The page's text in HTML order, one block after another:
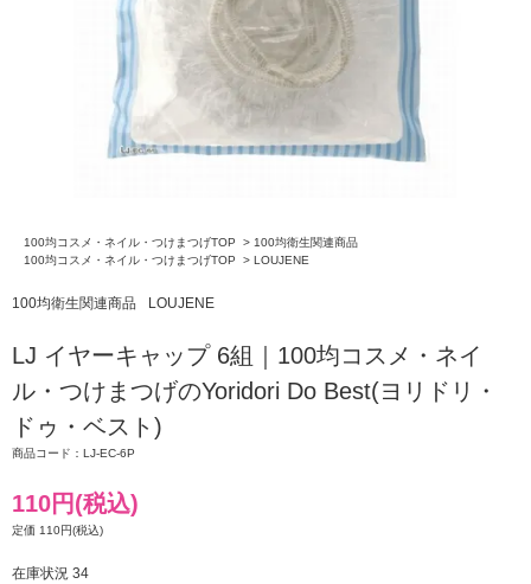
100均コスメ・ネイル・つけまつげTOP > 100均衛生関連商品
100均コスメ・ネイル・つけまつげTOP
> LOUJENE
100均衛生関連商品 LOUJENE
LJ イヤーキャップ 6組｜100均コスメ・ネイ
ル・つけまつげのYoridori Do Best(ヨリドリ・
ドゥ・ベスト)
商品コード：LJ-EC-6P
110円(税込)
定価 110円(税込)
在庫状況 34